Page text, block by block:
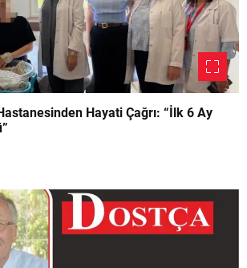
Hayati Çağrı: “İlk 6 Ay